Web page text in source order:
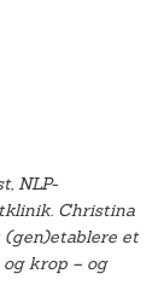
NLP-
Christina
et
krop – og